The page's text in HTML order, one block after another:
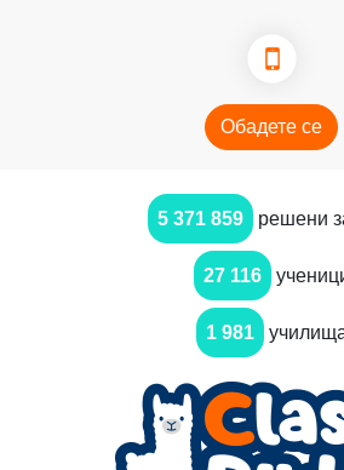
Обадете се
5 371 859 решени
27 116
1 981